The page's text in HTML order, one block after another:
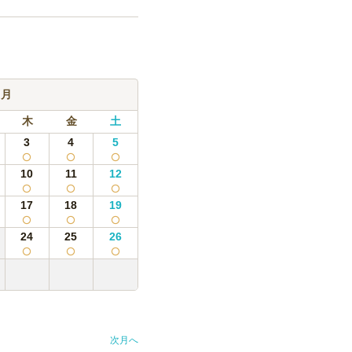
木 金
土
3 4 5
10 11 12
17 18 19
24 25 26
次月へ